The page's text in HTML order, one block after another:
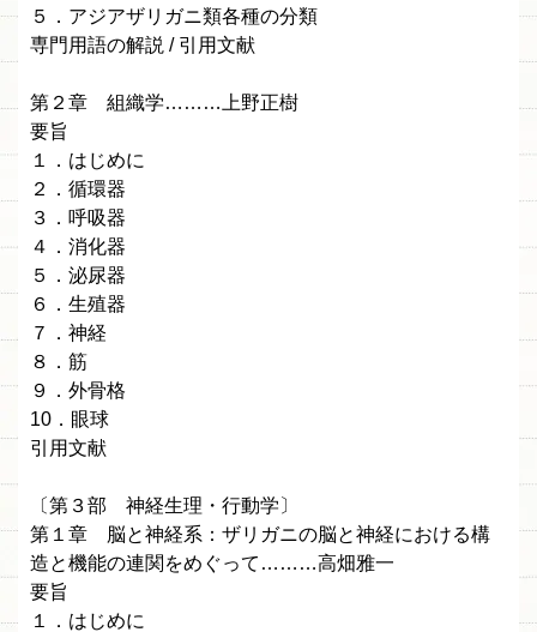
５．アジアザリガニ類各種の分類
専門用語の解説 / 引用文献
第２章 組織学………上野正樹
要旨
１．はじめに
２．循環器
３．呼吸器
４．消化器
５．泌尿器
６．生殖器
７．神経
８．筋
９．外骨格
10．眼球
引用文献
〔第３部 神経生理・行動学〕
第１章 脳と神経系：ザリガニの脳と神経における構
造と機能の連関をめぐって………高畑雅一
要旨
１．はじめに